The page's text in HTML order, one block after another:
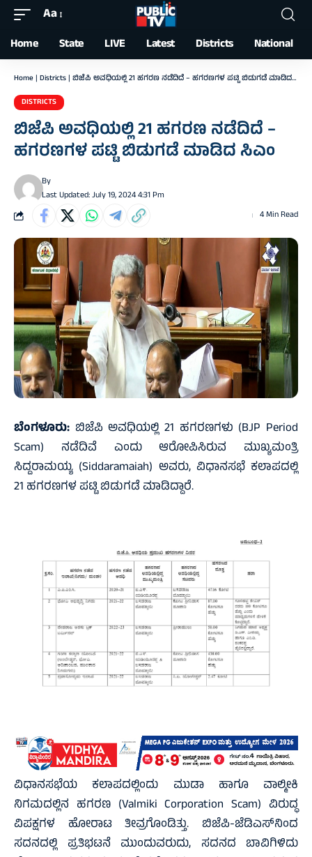
Font
Resizer
Aa
Home State LIVE Latest Districts National
Home | Districts | ಬಿಜೆಪಿ ಅವಧಿಯಲ್ಲಿ 21 ಹಗರಣ ನಡೆದಿದೆ – ಹಗರಣಗಳ ಪಟ್ಟಿ ಬಿಡುಗಡೆ ಮಾಡಿದ ಸಿಎಂ
DISTRICTS
ಬಿಜೆಪಿ ಅವಧಿಯಲ್ಲಿ 21 ಹಗರಣ ನಡೆದಿದೆ –
ಹಗರಣಗಳ ಪಟ್ಟಿ ಬಿಡುಗಡೆ ಮಾಡಿದ ಸಿಎಂ
Last Updated: July 19, 2024 4:31 Pm
By
4 Min Read
ಬೆಂಗಳೂರು: ಬಿಜೆಪಿ ಅವಧಿಯಲ್ಲಿ 21 ಹಗರಣಗಳು (BJP Period
Scam) ನಡೆದಿವೆ ಎಂದು ಆರೋಪಿಸಿರುವ ಮುಖ್ಯಮಂತ್ರಿ
ಸಿದ್ದರಾಮಯ್ಯ (Siddaramaiah) ಅವರು, ವಿಧಾನಸಭೆ ಕಲಾಪದಲ್ಲಿ
21 ಹಗರಣಗಳ ಪಟ್ಟಿ ಬಿಡುಗಡೆ ಮಾಡಿದ್ದಾರೆ.
ವಿಧಾನಸಭೆಯ ಕಲಾಪದಲ್ಲಿಂದು ಮುಡಾ ಹಾಗೂ ವಾಲ್ಮೀಕಿ
ನಿಗಮದಲ್ಲಿನ ಹಗರಣ (Valmiki Corporation Scam) ವಿರುದ್ಧ
ವಿಪಕ್ಷಗಳ ಹೋರಾಟ ತೀವ್ರಗೊಂಡಿತ್ತು. ಬಿಜೆಪಿ-ಜೆಡಿಎಸ್‌ನಿಂದ
ಸದನದಲ್ಲಿ ಪ್ರತಿಭಟನೆ ಮುಂದುವರುದು, ಸದನದ ಬಾವಿಗಿಳಿದು